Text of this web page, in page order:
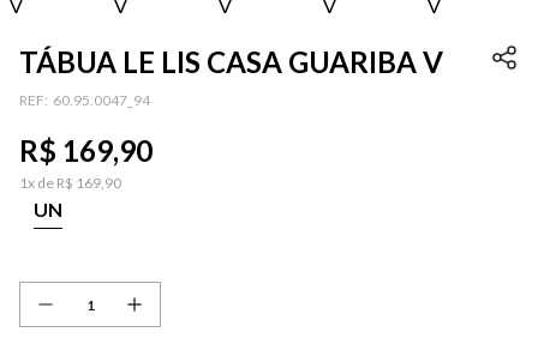
TÁBUA LE LIS CASA GUARIBA V
: 60.95.0047_94
R$ 169,90
1x de R$ 169,90
UN